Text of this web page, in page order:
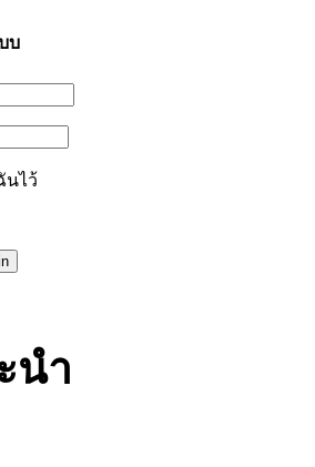
บ
นไว้
นำ